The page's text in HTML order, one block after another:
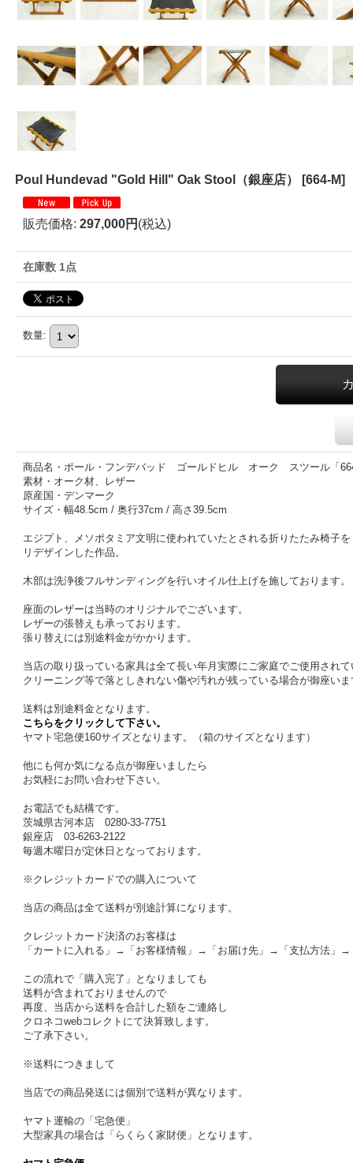
Poul Hundevad "Gold Hill" Oak Stool（銀座店） [664-M]
販売価格: 297,000円 (税込)
在庫数 1点
数量:
商品名・ポール・フンデバッド ゴールドヒル オーク スツール「
素材・オーク材、レザー
原産国・デンマーク
サイズ・幅48.5cm / 奥行37cm / 高さ39.5cm
エジプト、メソポタミア文明に使われていたとされる折りたたみ椅子を
リデザインした作品。
木部は洗浄後フルサンディングを行いオイル仕上げを施しております。
座面のレザーは当時のオリジナルでございます。
レザーの張替えも承っております。
張り替えには別途料金がかかります。
当店の取り扱っている家具は全て長い年月実際にご家庭でご使用され
クリーニング等で落としきれない傷や汚れが残っている場合が御座い
送料は別途料金となります。
こちらをクリックして下さい。
ヤマト宅急便160サイズとなります。（箱のサイズとなります）
他にも何か気になる点が御座いましたら
お気軽にお問い合わせ下さい。
お電話でも結構です。
茨城県古河本店 0280-33-7751
銀座店 03-6263-2122
毎週木曜日が定休日となっております。
※クレジットカードでの購入について
当店の商品は全て送料が別途計算になります。
クレジットカード決済のお客様は
「カートに入れる」→「お客様情報」→「お届け先」→「支払方法」
この流れで「購入完了」となりましても
送料が含まれておりませんので
再度、当店から送料を合計した額をご連絡し
クロネコwebコレクトにて決算致します。
ご了承下さい。
※送料につきまして
当店での商品発送には個別で送料が異なります。
ヤマト運輸の「宅急便」
大型家具の場合は「らくらく家財便」となります。